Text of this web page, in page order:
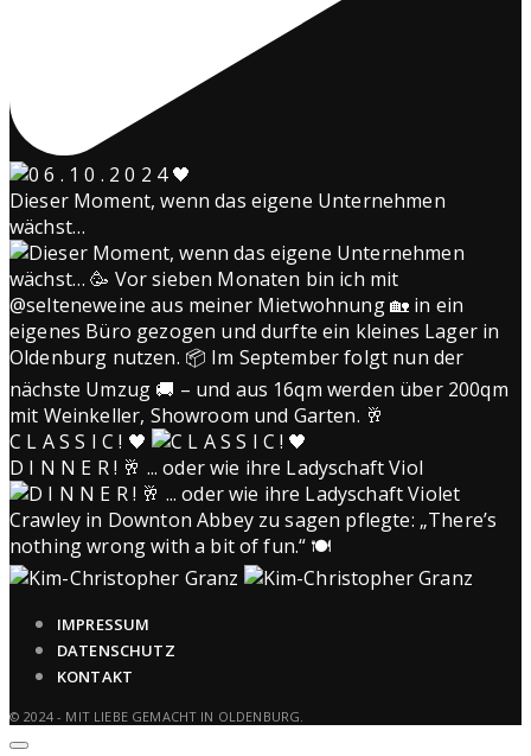
Dieser Moment, wenn das eigene Unternehmen
wächst…
C L A S S I C ! 🖤
D I N N E R ! 🥂 ... oder wie ihre Ladyschaft Viol
IMPRESSUM
DATENSCHUTZ
KONTAKT
© 2024 - MIT LIEBE GEMACHT IN OLDENBURG.